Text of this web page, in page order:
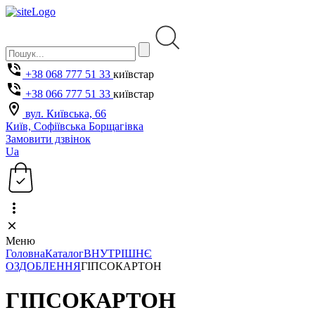
+38 068 777 51 33 київстар
+38 066 777 51 33 київстар
вул. Київська, 66
Київ, Софіївська Борщагівка
Замовити дзвінок
Ua
Меню
ГоловнаКаталогВНУТРІШНЄ
ОЗДОБЛЕННЯГІПСОКАРТОН
ГІПСОКАРТОН